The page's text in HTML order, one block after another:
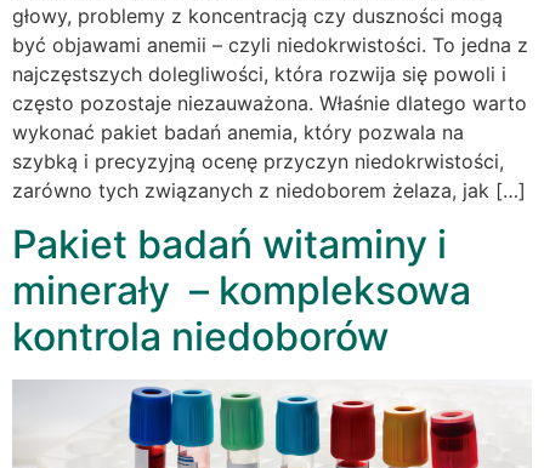
głowy, problemy z koncentracją czy duszności mogą
być objawami anemii – czyli niedokrwistości. To jedna z
najczęstszych dolegliwości, która rozwija się powoli i
często pozostaje niezauważona. Właśnie dlatego warto
wykonać pakiet badań anemia, który pozwala na
szybką i precyzyjną ocenę przyczyn niedokrwistości,
zarówno tych związanych z niedoborem żelaza, jak […]
Pakiet badań witaminy i
minerały – kompleksowa
kontrola niedoborów